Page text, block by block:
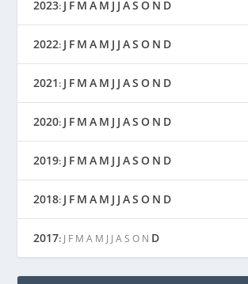
2023: J F M A M J J AS O N D
2022: J F M A M J J AS O N D
2021: J F M A M J J AS O N D
2020: J F M A M J J AS O N D
2019: J F M A M J J AS O N D
2018: J F M A M J J AS O N D
2017: J F M A M J J A S O N D